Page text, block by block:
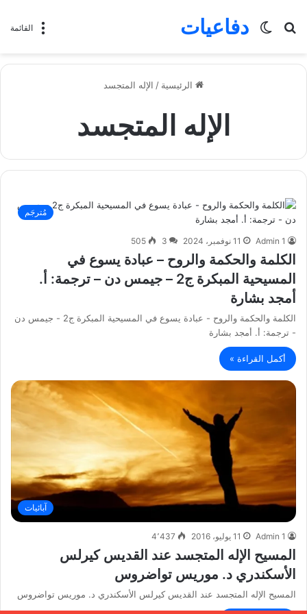
القائمة دفاعيات
بحث
الوضع
الرئيسية / الإله المتجسد
الإله المتجسد
مُترجَم
Admin 1 11 نوفمبر، 2024 3
505
الكلمة والحكمة والروح – عبادة يسوع في
المسيحية المبكرة ج2 – جيمس دن – ترجمة: أ.
أمجد بشارة
الكلمة والحكمة والروح - عبادة يسوع في المسيحية المبكرة ج2 - جيمس دن
- ترجمة: أ. أمجد بشارة
أكمل القراءة »
آبائيات
Admin 1 11 يوليو، 2016 4٬437
المسيح الإله المتجسد عند القديس كيرلس
الأسكندري د. موريس تواضروس
المسيح الإله المتجسد عند القديس كيرلس الأسكندري د. موريس تواضروس